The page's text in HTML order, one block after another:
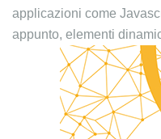
applicazioni come
appunto, elementi